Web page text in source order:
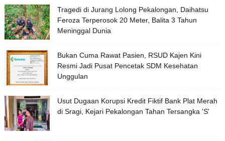
Tragedi di Jurang Lolong Pekalongan, Daihatsu
Feroza Terperosok 20 Meter, Balita 3 Tahun
Meninggal Dunia
Bukan Cuma Rawat Pasien, RSUD Kajen Kini
Resmi Jadi Pusat Pencetak SDM Kesehatan
Unggulan
Usut Dugaan Korupsi Kredit Fiktif Bank Plat Merah
di Sragi, Kejari Pekalongan Tahan Tersangka 'S'